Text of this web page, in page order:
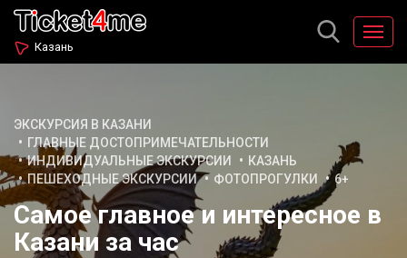
Казань
ЭКСКУРСИЯ В КАЗАНИ
ГЛАВНЫЕ ДОСТОПРИМЕЧАТЕЛЬНОСТИ
ИНДИВИДУАЛЬНЫЕ ЭКСКУРСИИ
КАЗАНЬ
ПЕШЕХОДНЫЕ ЭКСКУРСИИ
ФОТОПРОГУЛКИ 6+
Самое главное и интересное в
Казани за час